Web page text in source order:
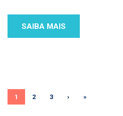
SAIBA MAIS
1 2 3 › »